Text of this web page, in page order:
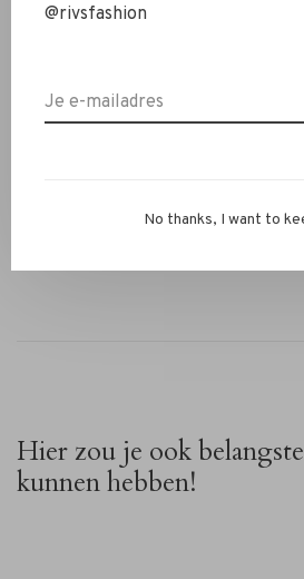
✔ Tijdloos en elegant design
WhatsApp op 06-13069593, mail
Hier zou je ook
kunnen hebben!
@rivsfashion
No thanks, I want to